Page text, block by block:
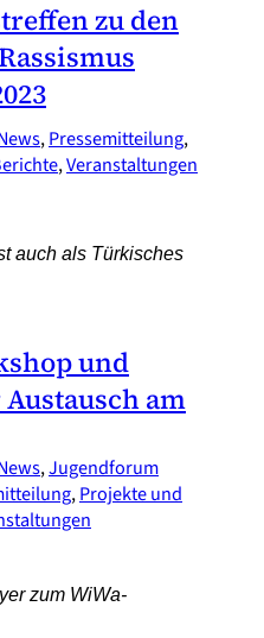
zu den
, Pressemitteilung
, Veranstaltungen
und
am
, Jugendforum
, Projekte und